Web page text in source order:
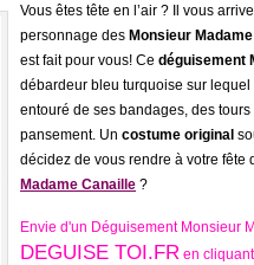
Vous êtes tête en l’air ? Il vous
personnage des Monsieur Madame
est fait pour vous! Ce déguisement
débardeur bleu turquoise sur
entouré de ses bandages, des
pansement. Un costume original
décidez de vous rendre à votre
Madame Canaille ?
Envie d'un Déguisement Monsieur
DEGUISE TOI.FR en